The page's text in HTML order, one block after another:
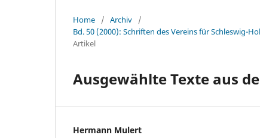
Home / Archiv
/
Bd. 50 (2000): Schriften des Vereins für Schleswig-
Artikel
Ausgewählte Texte aus
Hermann Mulert